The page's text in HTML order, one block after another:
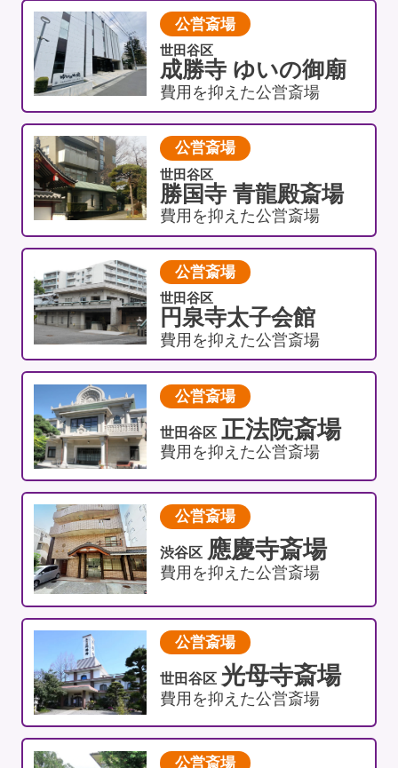
公営斎場
世田谷区
成勝寺 ゆいの御廟
費用を抑えた公営斎場
公営斎場
世田谷区
勝国寺 青龍殿斎場
費用を抑えた公営斎場
公営斎場
世田谷区
円泉寺太子会館
費用を抑えた公営斎場
公営斎場
世田谷区 正法院斎場
費用を抑えた公営斎場
公営斎場
渋谷区 應慶寺斎場
費用を抑えた公営斎場
公営斎場
世田谷区 光母寺斎場
費用を抑えた公営斎場
公営斎場